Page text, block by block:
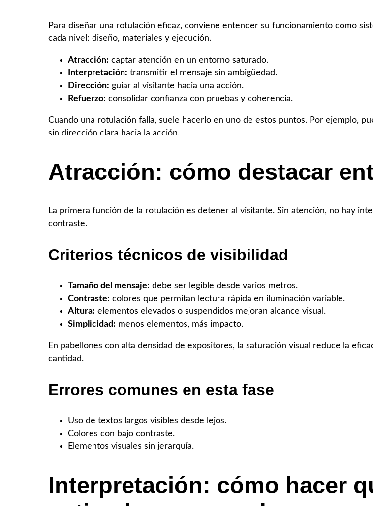
Para diseñar una rotulación eficaz, conviene entender su funcionamiento como
cada nivel: diseño, materiales y ejecución.
Atracción: captar atención en un entorno saturado.
Interpretación: transmitir el mensaje sin ambigüedad.
Dirección: guiar al visitante hacia una acción.
Refuerzo: consolidar confianza con pruebas y coherencia.
Cuando una rotulación falla, suele hacerlo en uno de estos puntos. Por ejemplo,
sin dirección clara hacia la acción.
Atracción: cómo destacar
La primera función de la rotulación es detener al visitante. Sin atención, no hay
contraste.
Criterios técnicos de visibilidad
Tamaño del mensaje: debe ser legible desde varios metros.
Contraste: colores que permitan lectura rápida en iluminación variable.
Altura: elementos elevados o suspendidos mejoran alcance visual.
Simplicidad: menos elementos, más impacto.
En pabellones con alta densidad de expositores, la saturación visual reduce la
cantidad.
Errores comunes en esta fase
Uso de textos largos visibles desde lejos.
Colores con bajo contraste.
Elementos visuales sin jerarquía.
Interpretación: cómo hacer